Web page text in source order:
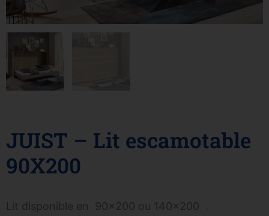
JUIST – Lit escamotable
90X200
Lit disponible en 90×200 ou 140×200 .